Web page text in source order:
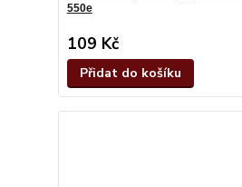
550e
109 Kč
Přidat do košíku